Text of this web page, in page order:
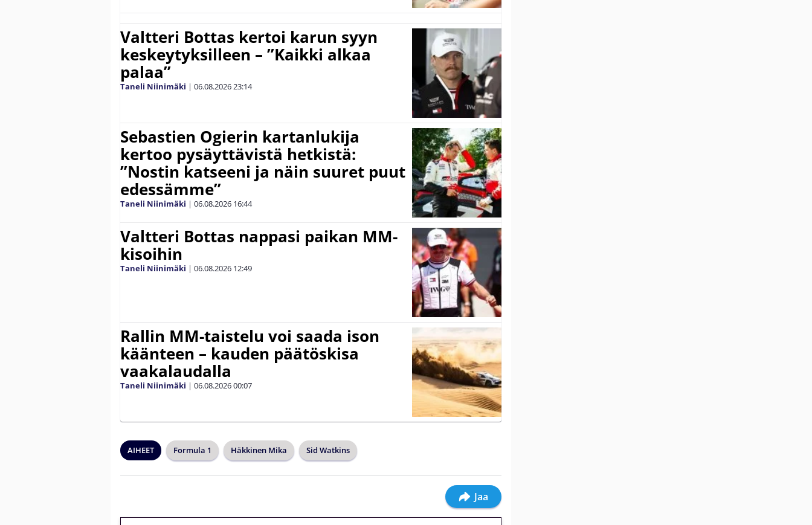
Valtteri Bottas kertoi karun syyn
keskeytyksilleen – ”Kaikki alkaa
palaa”
Taneli Niinimäki | 06.08.202623:14
Sebastien Ogierin kartanlukija
kertoo pysäyttävistä hetkistä:
”Nostin katseeni ja näin suuret puut
edessämme”
Taneli Niinimäki | 06.08.2026 16:44
Valtteri Bottas nappasi paikan MM-
kisoihin
Taneli Niinimäki | 06.08.2026 12:49
Rallin MM-taistelu voi saada ison
käänteen – kauden päätöskisa
vaakalaudalla
Taneli Niinimäki | 06.08.202600:07
AIHEET Formula 1 Häkkinen Mika Sid Watkins
Jaa